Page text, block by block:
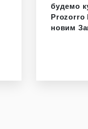
будемо
Prozorro
новим